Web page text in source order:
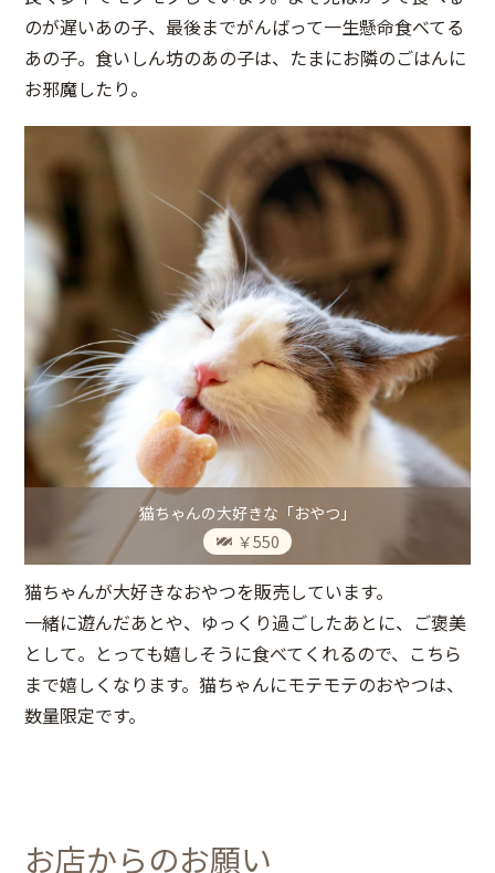
のが遅いあの子、最後までがんばって一生懸命食べてる
あの子。食いしん坊のあの子は、たまにお隣のごはんに
お邪魔したり。
猫ちゃんの大好きな「おやつ」
￥550
猫ちゃんが大好きなおやつを販売しています。
一緒に遊んだあとや、ゆっくり過ごしたあとに、ご褒美
として。とっても嬉しそうに食べてくれるので、こちら
まで嬉しくなります。猫ちゃんにモテモテのおやつは、
数量限定です。
お店からのお願い